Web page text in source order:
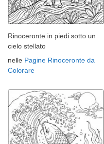
Rinoceronte in piedi sotto un
cielo stellato
nelle Pagine Rinoceronte da
Colorare